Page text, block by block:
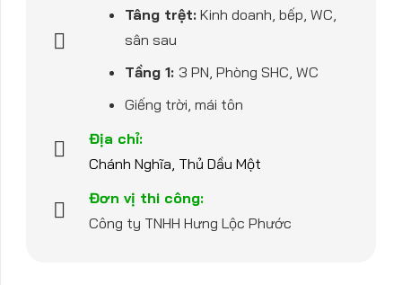
Tâng trệt: Kinh doanh, bếp, WC,
sân sau
Tầng 1: 3 PN, Phòng SHC, WC
Giếng trời, mái tôn
Địa chỉ:
Chánh Nghĩa, Thủ Dầu Một
Đơn vị thi công:
Công ty TNHH Hưng Lộc Phước